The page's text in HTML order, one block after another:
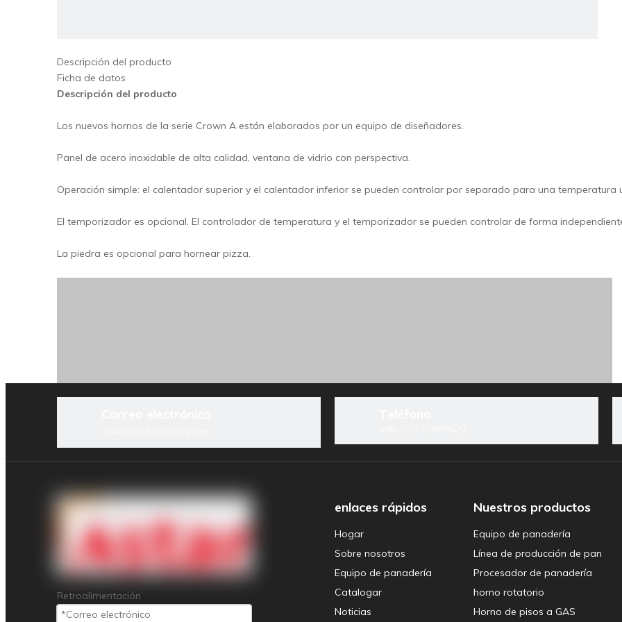
Procesador de alimentos
Herramientas para hornear
Descripción del producto
Ficha de datos
Descripción del producto
Los nuevos hornos de la serie Crown A están elaborados por un equipo de diseñadores.
Panel de acero inoxidable de alta calidad, ventana de vidrio con perspectiva.
Operación simple: el calentador superior y el calentador inferior se pueden controlar por separado para una temperatura
El temporizador es opcional. El controlador de temperatura y el temporizador se pueden controlar de forma
La piedra es opcional para hornear pizza.
Retroalimentación
enlaces rápidos
Hogar
Sobre nosotros
Equipo de panadería
Catalogar
Noticias
Nuestros productos
Equipo de panadería
Línea de producción de pan
Procesador de panadería
horno rotatorio
Horno de pisos a GAS